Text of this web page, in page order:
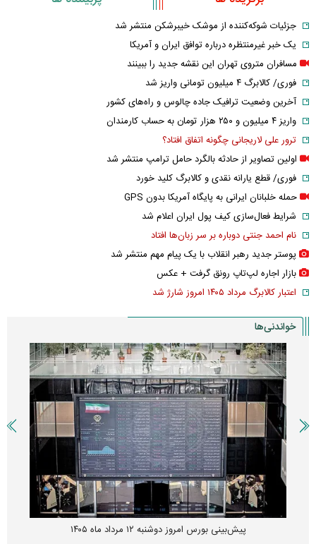
جزئیات شوکه‌کننده از موشک خیبرشکن منتشر شد
یک خبر غیرمنتظره درباره توافق ایران و آمریکا
مسافران متروی تهران این نقشه جدید را ببینند
فوری/ کالابرگ ۴ میلیون تومانی واریز شد
آخرین وضعیت ترافیک جاده چالوس و راه‌های کشور
واریز ۴ میلیون و ۲۵۰ هزار تومان به حساب کارمندان
ترور علی لاریجانی چگونه اتفاق افتاد؟
اولین تصاویر از حادثه بالگرد حامل ترامپ منتشر شد
فوری/ قطع یارانه نقدی و کالابرگ کلید خورد
حمله خلبانان ایرانی به پایگاه آمریکا بدون GPS
شرایط فعال‌سازی کیف پول ایران اعلام شد
نام احمد جنتی دوباره بر سر زبان‌ها افتاد
پوستر جدید رهبر انقلاب با یک پیام مهم منتشر شد
بازار اجاره لپ‌تاپ رونق گرفت + عکس
اعتبار کالابرگ مرداد ۱۴۰۵ امروز شارژ شد
خواندنی‌ها
پیش‌بینی بورس امروز دوشنبه ۱۲ مرداد ماه ۱۴۰۵